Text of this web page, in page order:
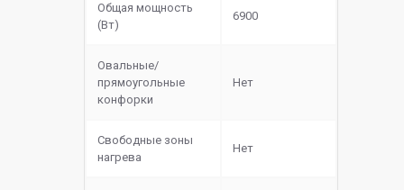
Общая мощность
(Вт)
6900
Овальные/
прямоугольные
конфорки
Нет
Свободные зоны
нагрева
Нет